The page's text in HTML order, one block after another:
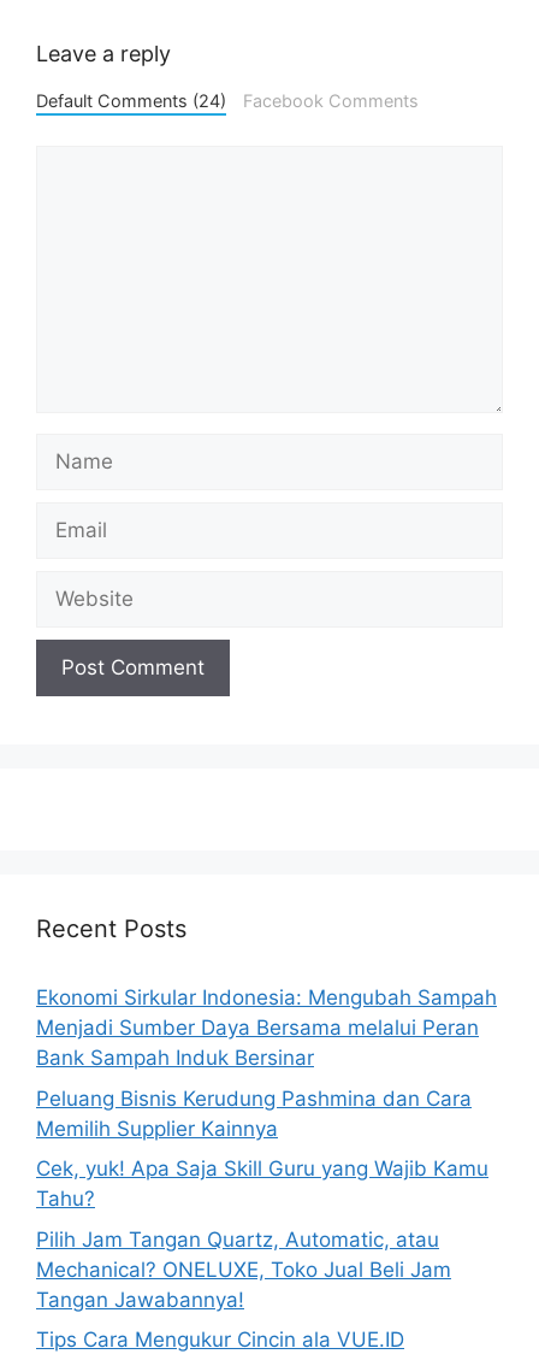
Leave a reply
Default Comments (24) Facebook Comments
Name
Email
Website
Recent Posts
Ekonomi Sirkular Indonesia: Mengubah Sampah
Menjadi Sumber Daya Bersama melalui Peran
Bank Sampah Induk Bersinar
Peluang Bisnis Kerudung Pashmina dan Cara
Memilih Supplier Kainnya
Cek, yuk! Apa Saja Skill Guru yang Wajib Kamu
Tahu?
Pilih Jam Tangan Quartz, Automatic, atau
Mechanical? ONELUXE, Toko Jual Beli Jam
Tangan Jawabannya!
Tips Cara Mengukur Cincin ala VUE.ID